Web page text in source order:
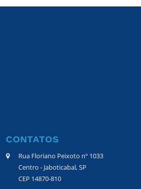
CONTATOS
Rua Floriano Peixoto nº 1033
Centro - Jaboticabal, SP
CEP 14870-810